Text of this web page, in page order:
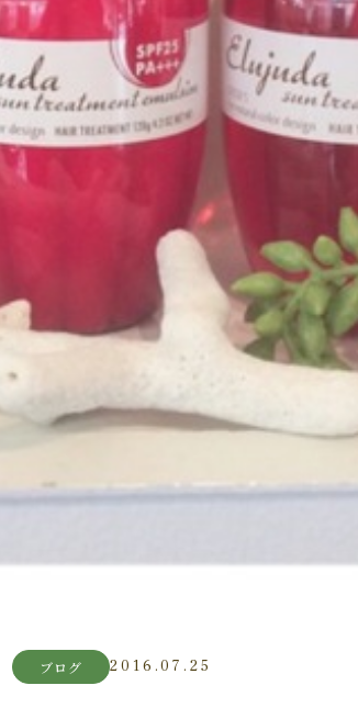
ブログ 2016.07.25